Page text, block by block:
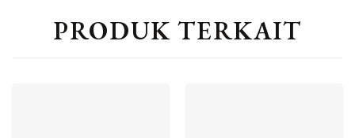
PRODUK TERKAIT